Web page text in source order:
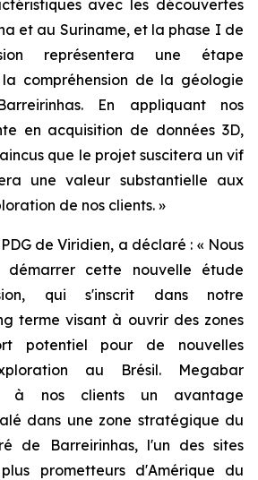
avec les découvertes
et au Suriname, et la phase I de
représentera une étape
compréhension de la géologie
En appliquant nos
en acquisition de données 3D,
que le projet suscitera un vif
une valeur substantielle aux
de nos clients. »
de Viridien, a déclaré : « Nous
démarrer cette nouvelle étude
qui s'inscrit dans notre
terme visant à ouvrir des zones
potentiel pour de nouvelles
au Brésil. Megabar
à nos clients un avantage
dans une zone stratégique du
de Barreirinhas, l'un des sites
prometteurs d'Amérique du